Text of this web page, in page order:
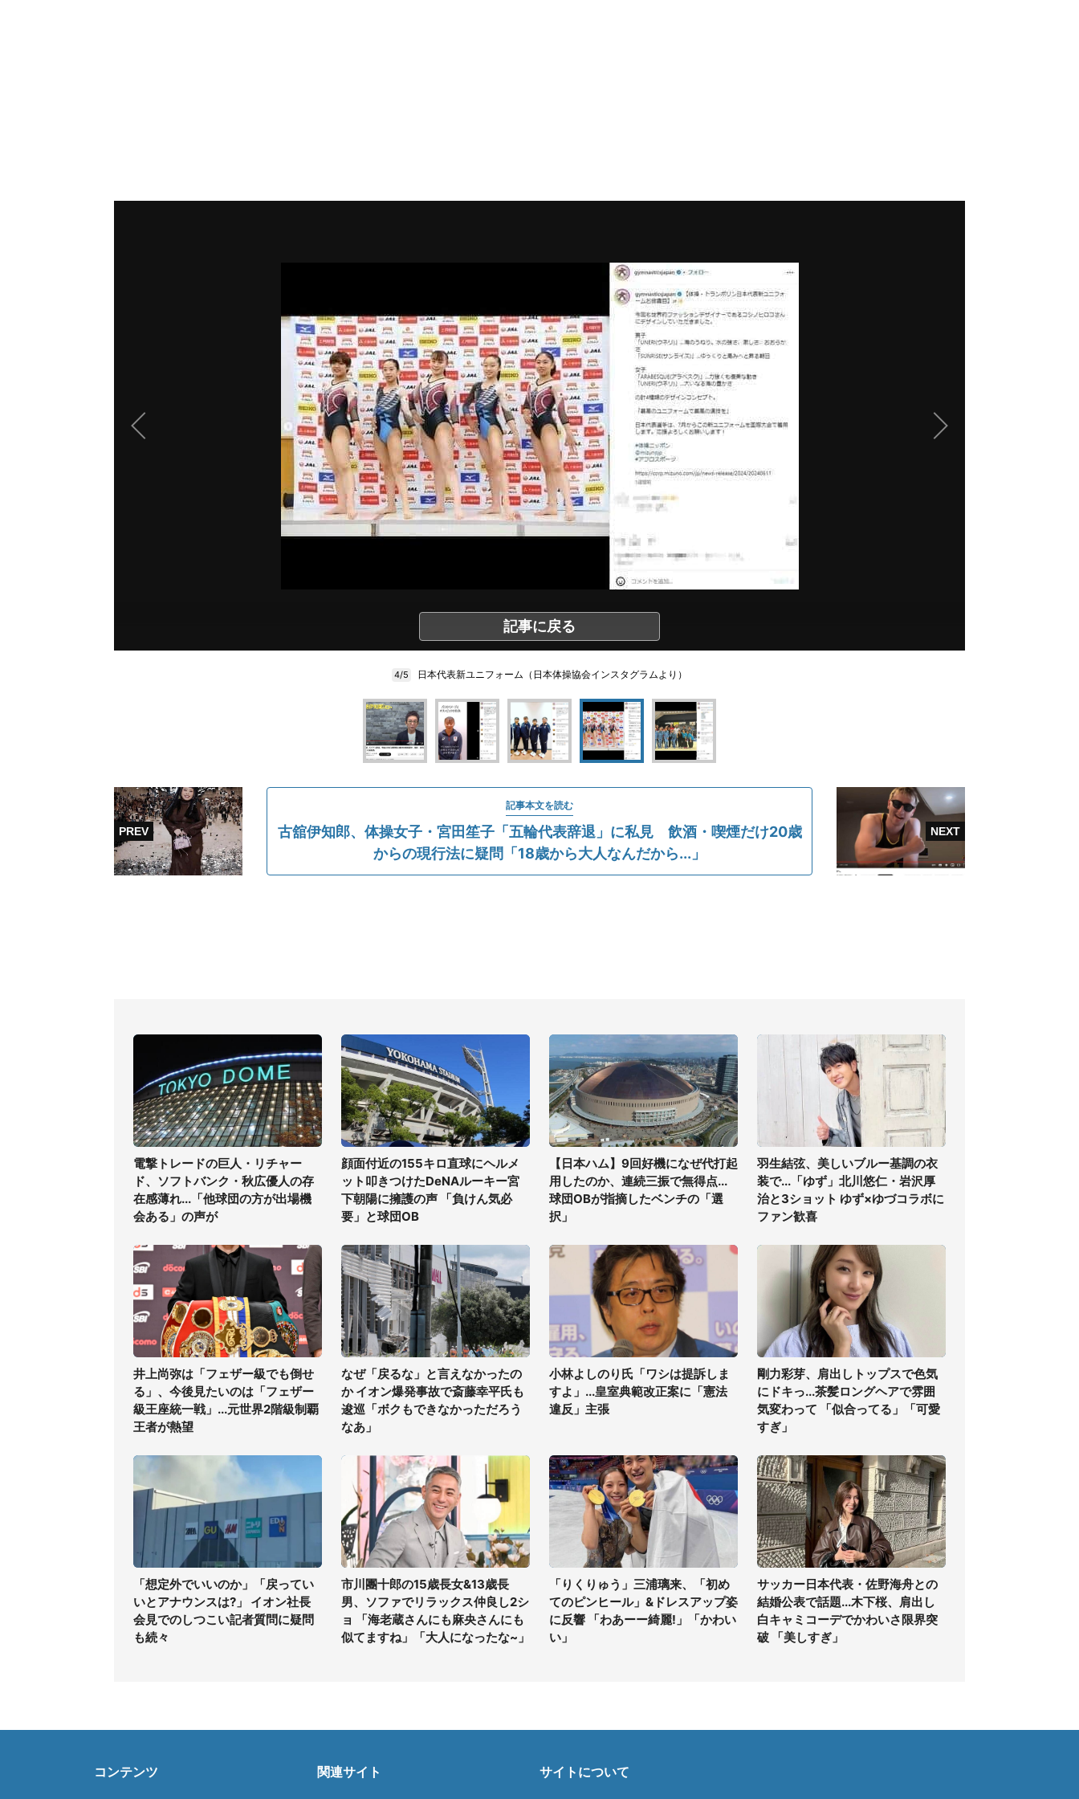
記事に戻る
4/5 日本代表新ユニフォーム（日本体操協会インスタグラムより）
記事本文を読む
古舘伊知郎、体操女子・宮田笙子「五輪代表辞退」に私見 飲酒・喫煙だけ20歳
からの現行法に疑問「18歳から大人なんだから...」
電撃トレードの巨人・リチャー
ド、ソフトバンク・秋広優人の存
在感薄れ...「他球団の方が出場機
会ある」の声が
顔面付近の155キロ直球にヘルメ
ット叩きつけたDeNAルーキー宮
下朝陽に擁護の声 「負けん気必
要」と球団OB
【日本ハム】9回好機になぜ代打起
用したのか、連続三振で無得点...
球団OBが指摘したベンチの「選
択」
羽生結弦、美しいブルー基調の衣
装で...「ゆず」北川悠仁・岩沢厚
治と3ショット ゆず×ゆづコラボに
ファン歓喜
井上尚弥は「フェザー級でも倒せ
る」、今後見たいのは「フェザー
級王座統一戦」...元世界2階級制覇
王者が熱望
なぜ「戻るな」と言えなかったの
か イオン爆発事故で斎藤幸平氏も
逡巡「ボクもできなかっただろう
なあ」
小林よしのり氏「ワシは提訴しま
すよ」...皇室典範改正案に「憲法
違反」主張
剛力彩芽、肩出しトップスで色気
にドキっ...茶髪ロングヘアで雰囲
気変わって 「似合ってる」「可愛
すぎ」
「想定外でいいのか」「戻ってい
いとアナウンスは?」 イオン社長
会見でのしつこい記者質問に疑問
も続々
市川團十郎の15歳長女&13歳長
男、ソファでリラックス仲良し2シ
ョ 「海老蔵さんにも麻央さんにも
似てますね」「大人になったな~」
「りくりゅう」三浦璃来、「初め
てのピンヒール」&ドレスアップ姿
に反響 「わあーー綺麗!」「かわい
い」
サッカー日本代表・佐野海舟との
結婚公表で話題...木下桜、肩出し
白キャミコーデでかわいさ限界突
破 「美しすぎ」
コンテンツ 関連サイト サイトについて